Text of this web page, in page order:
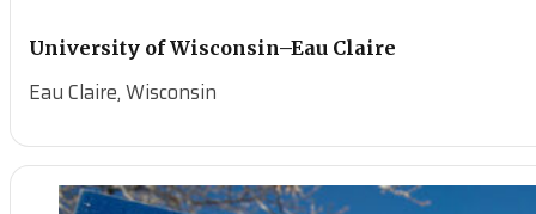
University of Wisconsin–Eau Claire
Eau Claire, Wisconsin